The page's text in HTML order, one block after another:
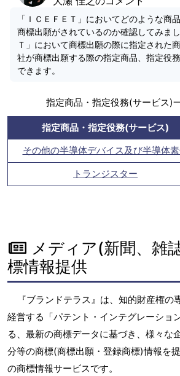
「ＩＣＥＦＥＴ」においてどのような商
商標出願がされているのか確認してみま
Ｔ」において商標出願の際に指定された
社が商標出願する際の指定商品、指定役
できます。
指定商品・指定役務(サービス)
指定商品・指定役務(サービス)
その他の半導体デバイス及び半導体
トランジスター
メディア(新聞、雑
標情報提供
『ブランドテラス』は、知的財産権の
経営する「パテント・インテグレーショ
る、最新の商標データに基づき、様々な
分等の商標(商標出願・登録商標)情報を
の商標情報サービスです。